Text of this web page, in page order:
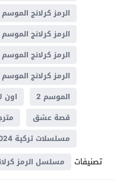
الرمز كرلانج الموسم 2 الحلقة 22
الرمز كرلانج الموسم 2 الحلقة 22 مترجمة
الرمز كرلانج الموسم
الرمز كرلانج الموسم
الموسم 2
اون
قصة عشق
مسلسلات تركية 2024
تصنيفات مسلسل الرمز